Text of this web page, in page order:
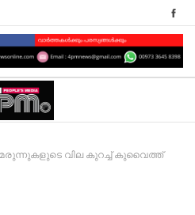
മരുന്നുകളുടെ വില കുറച്ച് കുവൈത്ത്